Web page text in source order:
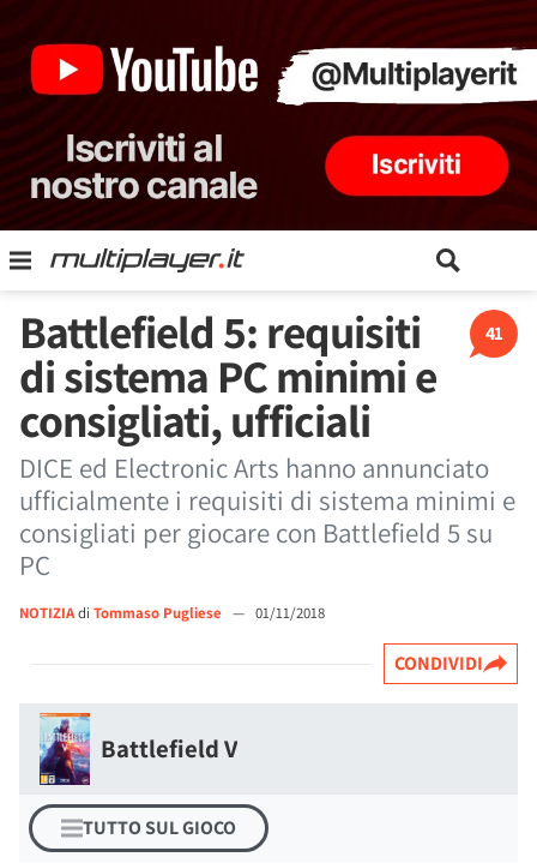
41
Battlefield 5: requisiti
di sistema PC minimi e
consigliati, ufficiali
DICE ed Electronic Arts hanno annunciato
ufficialmente i requisiti di sistema minimi e
consigliati per giocare con Battlefield 5 su
PC
NOTIZIAdi Tommaso Pugliese — 01/11/2018
CONDIVIDI
Battlefield V
TUTTO SUL GIOCO